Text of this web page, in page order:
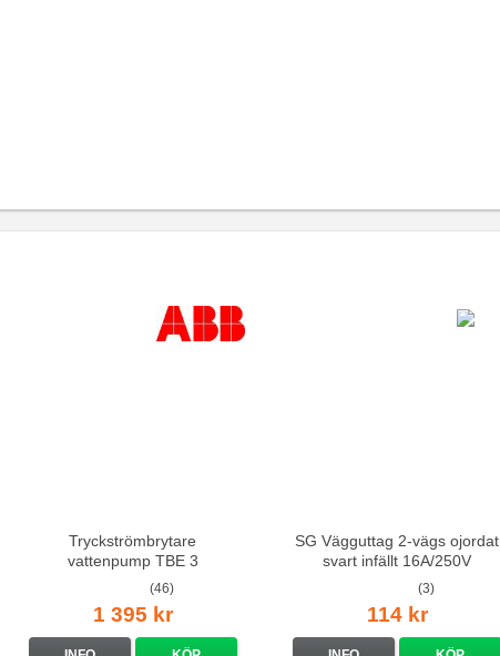
Tryckströmbrytare
vattenpump TBE 3
(46)
1 395 kr
SG Vägguttag 2-vägs ojordat
svart infällt 16A/250V
(3)
114 kr